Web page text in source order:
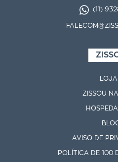
(11)
ZISSOU
AVISO DE
POLÍTICA DE 100